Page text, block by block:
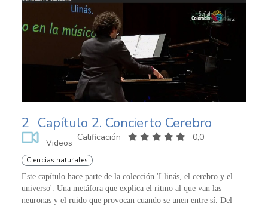
2 Capítulo 2. Concierto Cerebro
Videos
Calificación 0,0
Ciencias naturales
Este capítulo hace parte de la colección 'Llinás, el cerebro y el
universo'. Una metáfora que explica el ritmo al que van las
neuronas y el ruido que provocan cuando se unen entre sí. Del